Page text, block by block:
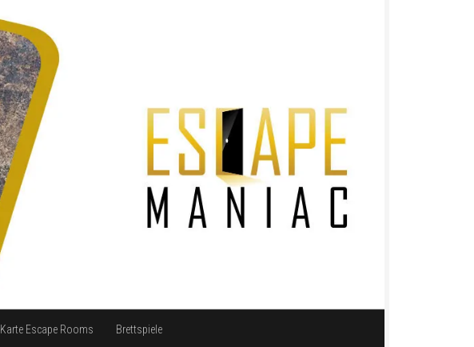
Karte Escape Rooms Brettspiele